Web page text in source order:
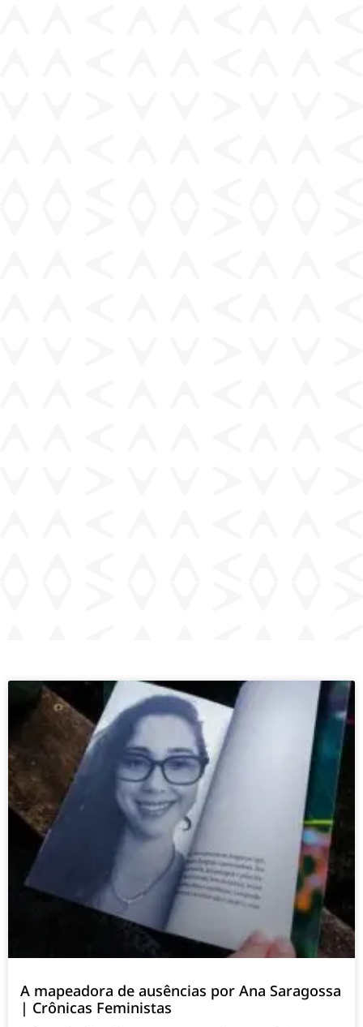
A mapeadora de ausências por Ana Saragossa
| Crônicas Feministas